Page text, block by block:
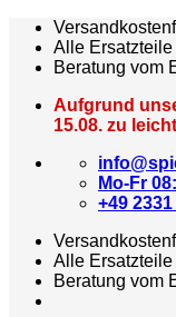
Zum
Inhalt
springen
Alle Ersatzteile
Beratung vom
Aufgrund
15.08. zu
Mo-Fr
+49
Alle Ersatzteile
Beratung vom